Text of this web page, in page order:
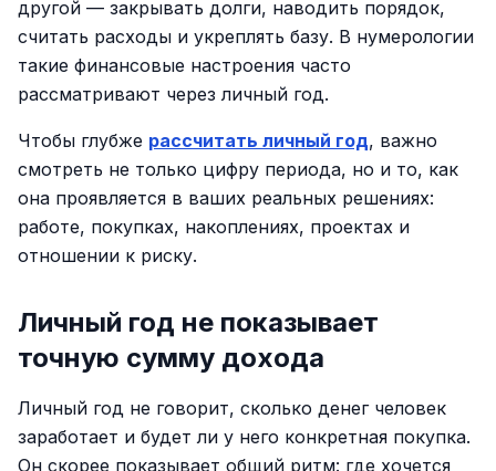
другой — закрывать долги, наводить порядок,
считать расходы и укреплять базу. В нумерологии
такие финансовые настроения часто
рассматривают через личный год.
Чтобы глубже рассчитать личный год, важно
смотреть не только цифру периода, но и то, как
она проявляется в ваших реальных решениях:
работе, покупках, накоплениях, проектах и
отношении к риску.
Личный год не показывает
точную сумму дохода
Личный год не говорит, сколько денег человек
заработает и будет ли у него конкретная покупка.
Он скорее показывает общий ритм: где хочется